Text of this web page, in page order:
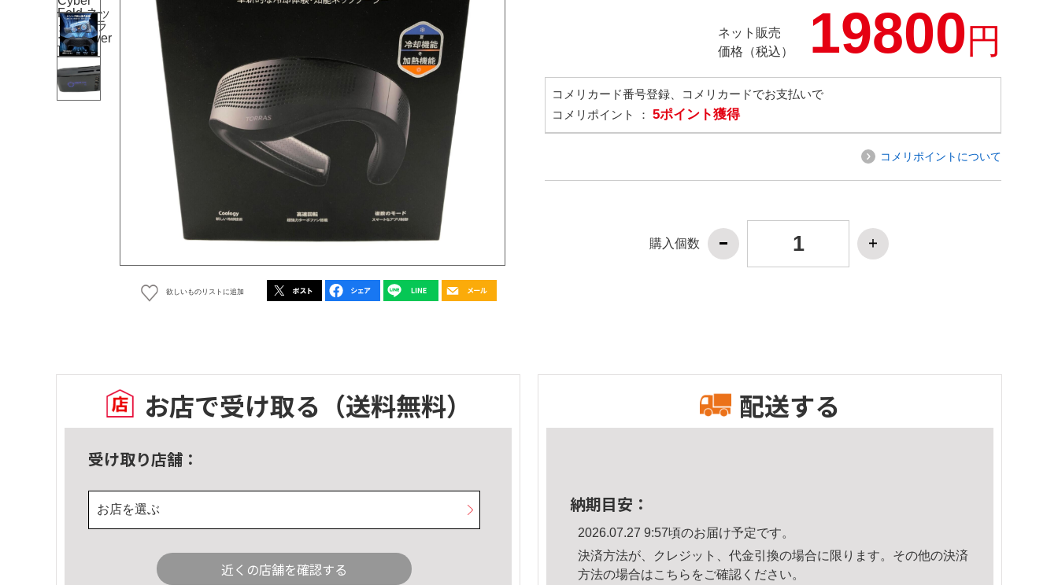
欲しいものリストに追加
ネット販売
価格（税込）
19800円
コメリカード番号登録、コメリカードでお支払いで
コメリポイント ： 5ポイント獲得
コメリポイントについて
購入個数
お店で受け取る （送料無料）
受け取り店舗：
お店を選ぶ
近くの店舗を確認する
配送する
納期目安：
2026.07.27 9:57頃のお届け予定です。
決済方法が、クレジット、代金引換の場合に限ります。その他の決済
方法の場合はこちら をご確認ください。